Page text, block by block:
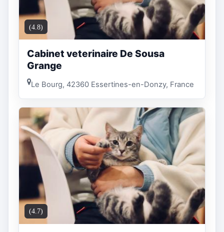
(4.8)
Cabinet veterinaire De Sousa
Grange
Le Bourg, 42360 Essertines-en-Donzy, France
(4.7)